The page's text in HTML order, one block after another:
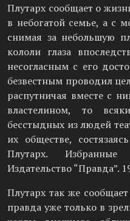
Плутарх сообщает о
в небогатой семье, а с
снимая за небольшую
кололи глаза
несогласным с его
безвестным проводил
распутничая вместе с
властелином, то
бесстыдных из людей
их обществе,
Плутарх. Избранные
Издательство “Правда”.
Плутарх так же
правда уже только в